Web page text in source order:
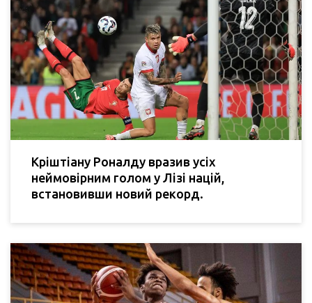
Кріштіану Роналду вразив усіх
неймовірним голом у Лізі націй,
встановивши новий рекорд.